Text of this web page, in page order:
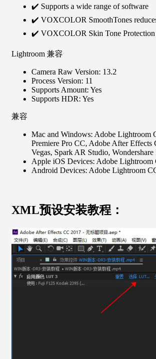
✔️ Supports a wide range of software
✔️ VOXCOLOR SmoothTones
✔️ VOXCOLOR Skin Tone Protection
Lightroom 兼容
Camera Raw Version: 13.2
Process Version: 11
Supports Amount: Yes
Supports HDR: Yes
兼容
Mac and Windows: Adobe Lightroom
Premiere Pro CC, Adobe After
Vegas, Spark AR Studio,
Apple iOS Devices: Adobe
Android Devices: Adobe Lightroom
XML预设安装教程：